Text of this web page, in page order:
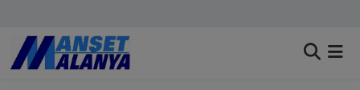
Antalya Nöbetçi Eczaneler